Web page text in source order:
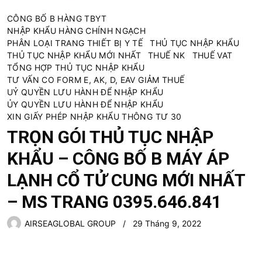
CÔNG BỐ B HÀNG TBYT
NHẬP KHẨU HÀNG CHÍNH NGẠCH
PHÂN LOẠI TRANG THIẾT BỊ Y TẾ
THỦ TỤC NHẬP KHẨU
THỦ TỤC NHẬP KHẨU MỚI NHẤT
THUẾ NK
THUẾ VAT
TỔNG HỢP THỦ TỤC NHẬP KHẨU
TƯ VẤN CO FORM E, AK, D, EAV GIẢM THUẾ
UỶ QUYỀN LƯU HÀNH ĐỂ NHẬP KHẨU
ỦY QUYỀN LƯU HÀNH ĐỂ NHẬP KHẨU
XIN GIẤY PHÉP NHẬP KHẨU THÔNG TƯ 30
TRỌN GÓI THỦ TỤC NHẬP
KHẨU – CÔNG BỐ B MÁY ÁP
LẠNH CỔ TỬ CUNG MỚI NHẤT
– MS TRANG 0395.646.841
AIRSEAGLOBAL GROUP 29 Tháng 9, 2022